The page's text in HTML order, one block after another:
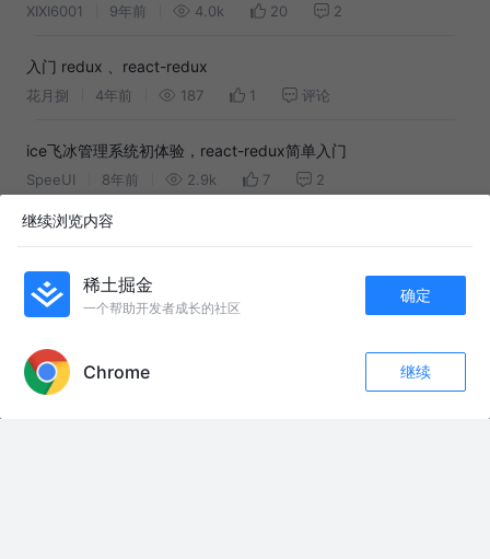
55
XIXI6001 9年前 4.0k 20 2
入门 redux 、react-redux
花月捌 4年前 187 1 评论
ice飞冰管理系统初体验，react-redux简单入门
SpeeUI 8年前 2.9k 7 2
理解 redux-thunk 源码
理解 React 中的 Redux-Thunk
Jimmy
继续浏览内容
稀土掘金
一个帮助开发者成长的社区
确定
Chrome 继续